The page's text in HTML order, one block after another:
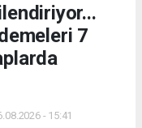
7
- 15:41